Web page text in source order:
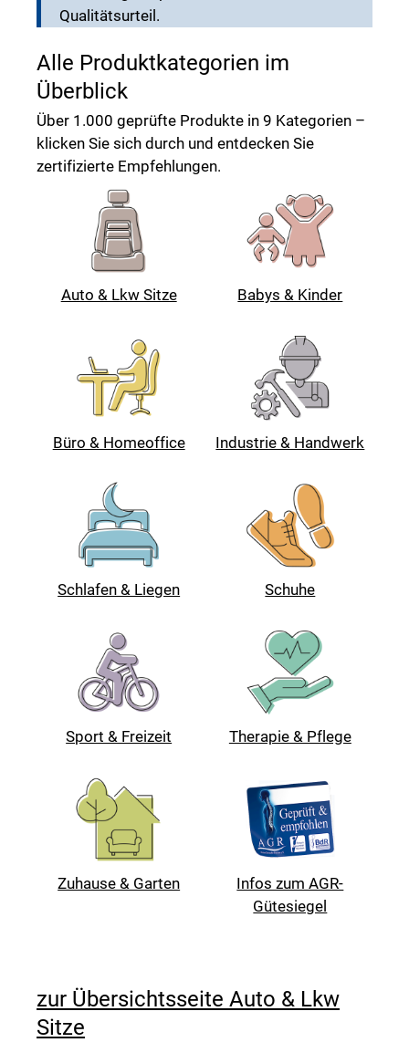
Qualitätsurteil.
Alle Produktkategorien im
Überblick
Über 1.000 geprüfte Produkte in 9 Kategorien –
klicken Sie sich durch und entdecken Sie
zertifizierte Empfehlungen.
Auto & Lkw Sitze Babys & Kinder
Büro & Homeoffice Industrie & Handwerk
Schlafen & Liegen Schuhe
Sport & Freizeit Therapie & Pflege
Zuhause & Garten
Infos zum AGR-
Gütesiegel
zur Übersichtsseite Auto & Lkw
Sitze